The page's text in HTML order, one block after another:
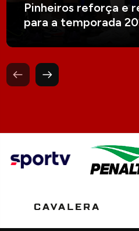
Pinheiros reforça e
para a temporada